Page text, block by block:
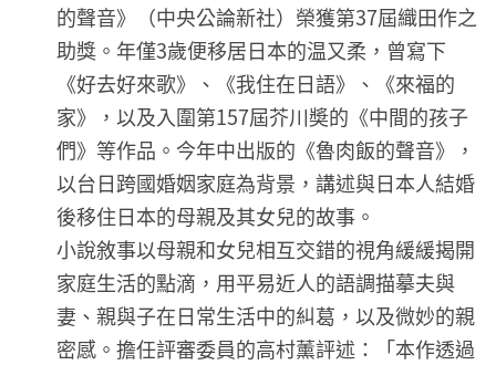
的聲音》（中央公論新社）榮獲第37屆織田作之
助獎。年僅3歲便移居日本的温又柔，曾寫下
《好去好來歌》、《我住在日語》、《來福的
家》，以及入圍第157屆芥川奬的《中間的孩子
們》等作品。今年中出版的《魯肉飯的聲音》，
以台日跨國婚姻家庭為背景，講述與日本人結婚
後移住日本的母親及其女兒的故事。
小說敘事以母親和女兒相互交錯的視角緩緩揭開
家庭生活的點滴，用平易近人的語調描摹夫與
妻、親與子在日常生活中的糾葛，以及微妙的親
密感。擔任評審委員的高村薰評述：「本作透過